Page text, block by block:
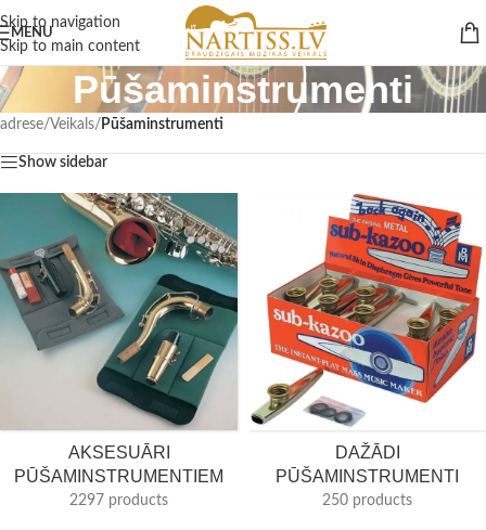
Skip to navigation
Skip to main content
MENU
Pūšaminstrumenti
adrese/Veikals/ Pūšaminstrumenti
Show sidebar
AKSESUĀRI
PŪŠAMINSTRUMENTIEM
2297 products
DAŽĀDI
PŪŠAMINSTRUMENTI
250 products